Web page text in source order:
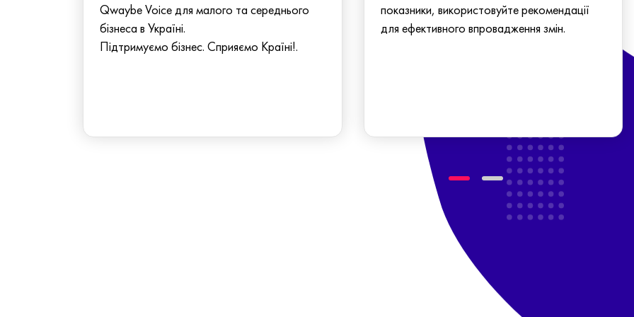
Qwaybe Voice для малого та середнього
бізнеса в Україні.
Підтримуємо бізнес. Сприяємо Країні!.
показники, використовуйте рекомендації
для ефективного впровадження змін.